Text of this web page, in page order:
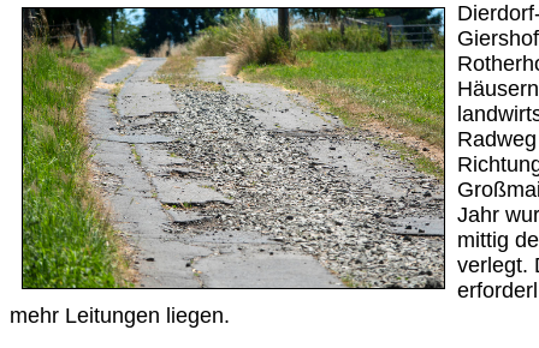
Jahr
mittig
verlegt.
mehr Leitungen liegen.